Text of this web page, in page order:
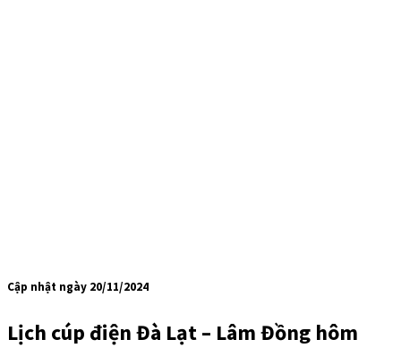
Cập nhật ngày 20/11/2024
Lịch cúp điện Đà Lạt – Lâm Đồng hôm